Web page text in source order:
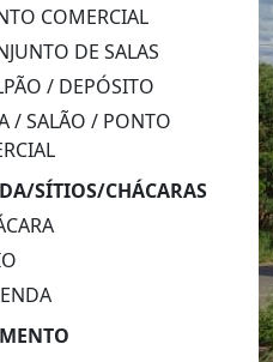
COMERCIAL
DE SALAS
/ DEPÓSITO
/ SALÃO / PONTO
SÍTIOS/CHÁCARAS